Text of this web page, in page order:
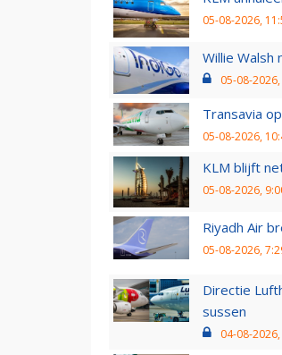
05-08-2026,
Willie
05-08-
Transavia
05-08-2026,
KLM blijft
05-08-2026,
Riyadh Air
05-08-2026,
Directie
sussen
04-08-